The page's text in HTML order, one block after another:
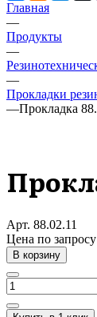
Главная
—
Продукты
—
—
Прокладки
—Прокладка
Арт. 88.02.11
Цена по запросу
В корзину